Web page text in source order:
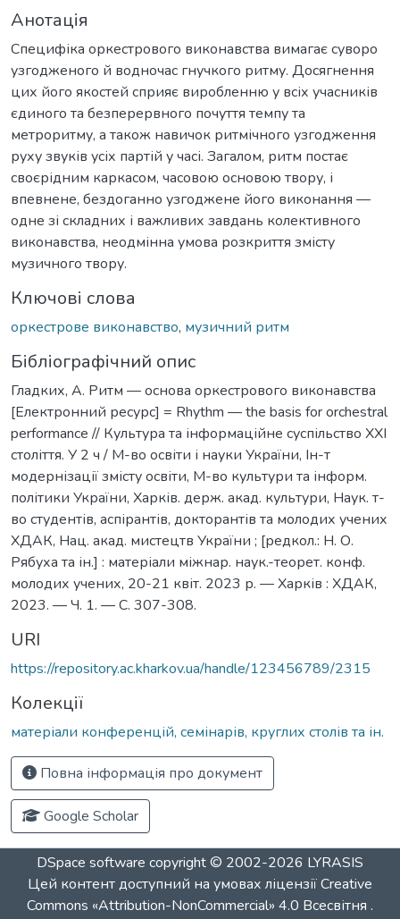
Анотація
Специфіка оркестрового виконавства вимагає суворо
узгодженого й водночас гнучкого ритму. Досягнення
цих його якостей сприяє виробленню у всіх учасників
єдиного та безперервного почуття темпу та
метроритму, а також навичок ритмічного узгодження
руху звуків усіх партій у часі. Загалом, ритм постає
своєрідним каркасом, часовою основою твору, і
впевнене, бездоганно узгоджене його виконання —
одне зі складних і важливих завдань колективного
виконавства, неодмінна умова розкриття змісту
музичного твору.
Ключові слова
оркестрове виконавство, музичний ритм
Бібліографічний опис
Гладких, А. Ритм — основа оркестрового виконавства
[Електронний ресурс] = Rhythm — the basis for orchestral
performance // Культура та інформаційне суспільство ХХІ
століття. У 2 ч / М-во освіти і науки України, Ін-т
модернізації змісту освіти, М-во культури та інформ.
політики України, Харків. держ. акад. культури, Наук. т-
во студентів, аспірантів, докторантів та молодих учених
ХДАК, Нац. акад. мистецтв України ; [редкол.: Н. О.
Рябуха та ін.] : матеріали міжнар. наук.-теорет. конф.
молодих учених, 20-21 квіт. 2023 р. — Харків : ХДАК,
2023. — Ч. 1. — С. 307-308.
URI
https://repository.ac.kharkov.ua/handle/123456789/2315
Колекції
матеріали конференцій, семінарів, круглих столів та ін.
Повна інформація про документ
Google Scholar
DSpace software copyright © 2002-2026 LYRASIS
Цей контент доступний на умовах ліцензіїCreative
Commons «Attribution-NonCommercial» 4.0 Всесвітня .